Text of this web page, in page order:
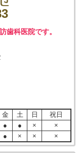
歯科医院です。
金 土 日
祝日
● ● ×
×
● × × ×